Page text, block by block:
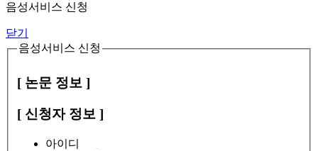
음성서비스 신청
닫기
음성서비스 신청
[ 논문 정보 ]
[ 신청자 정보 ]
아이디